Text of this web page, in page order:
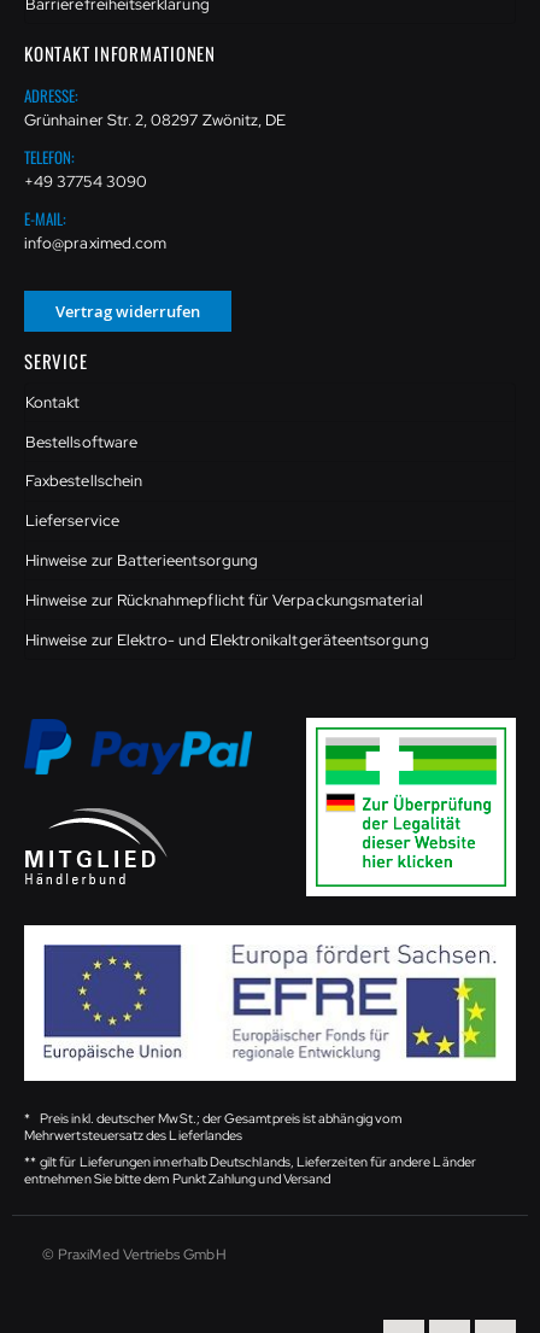
Barrierefreiheitserklärung
KONTAKT INFORMATIONEN
ADRESSE:
Grünhainer Str. 2, 08297 Zwönitz, DE
TELEFON:
+49 37754 3090
E-MAIL:
info@praximed.com
Vertrag widerrufen
SERVICE
Kontakt
Bestellsoftware
Faxbestellschein
Lieferservice
Hinweise zur Batterieentsorgung
Hinweise zur Rücknahmepflicht für Verpackungsmaterial
Hinweise zur Elektro- und Elektronikaltgeräteentsorgung
* Preis inkl. deutscher MwSt.; der Gesamtpreis ist abhängig vom
Mehrwertsteuersatz des Lieferlandes
** gilt für Lieferungen innerhalb Deutschlands, Lieferzeiten für andere Länder
entnehmen Sie bitte dem Punkt Zahlung und Versand
© PraxiMed Vertriebs GmbH